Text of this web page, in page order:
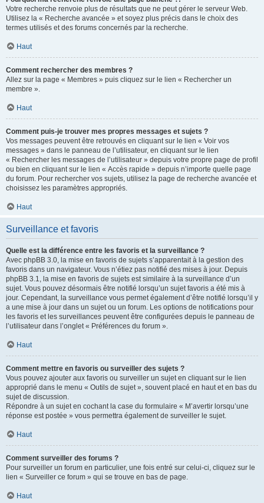
Votre recherche renvoie plus de résultats que ne peut gérer le serveur Web.
Utilisez la « Recherche avancée » et soyez plus précis dans le choix des
termes utilisés et des forums concernés par la recherche.
Haut
Comment rechercher des membres ?
Allez sur la page « Membres » puis cliquez sur le lien « Rechercher un
membre ».
Haut
Comment puis-je trouver mes propres messages et sujets ?
Vos messages peuvent être retrouvés en cliquant sur le lien « Voir vos
messages » dans le panneau de l’utilisateur, en cliquant sur le lien
« Rechercher les messages de l’utilisateur » depuis votre propre page de profil
ou bien en cliquant sur le lien « Accès rapide » depuis n’importe quelle page
du forum. Pour rechercher vos sujets, utilisez la page de recherche avancée et
choisissez les paramètres appropriés.
Haut
Surveillance et favoris
Quelle est la différence entre les favoris et la surveillance ?
Avec phpBB 3.0, la mise en favoris de sujets s’apparentait à la gestion des
favoris dans un navigateur. Vous n’étiez pas notifié des mises à jour. Depuis
phpBB 3.1, la mise en favoris de sujets est similaire à la surveillance d’un
sujet. Vous pouvez désormais être notifié lorsqu’un sujet favoris a été mis à
jour. Cependant, la surveillance vous permet également d’être notifié lorsqu’il y
a une mise à jour dans un sujet ou un forum. Les options de notifications pour
les favoris et les surveillances peuvent être configurées depuis le panneau de
l’utilisateur dans l’onglet « Préférences du forum ».
Haut
Comment mettre en favoris ou surveiller des sujets ?
Vous pouvez ajouter aux favoris ou surveiller un sujet en cliquant sur le lien
approprié dans le menu « Outils de sujet », souvent placé en haut et en bas du
sujet de discussion.
Répondre à un sujet en cochant la case du formulaire « M’avertir lorsqu’une
réponse est postée » vous permettra également de surveiller le sujet.
Haut
Comment surveiller des forums ?
Pour surveiller un forum en particulier, une fois entré sur celui-ci, cliquez sur le
lien « Surveiller ce forum » qui se trouve en bas de page.
Haut